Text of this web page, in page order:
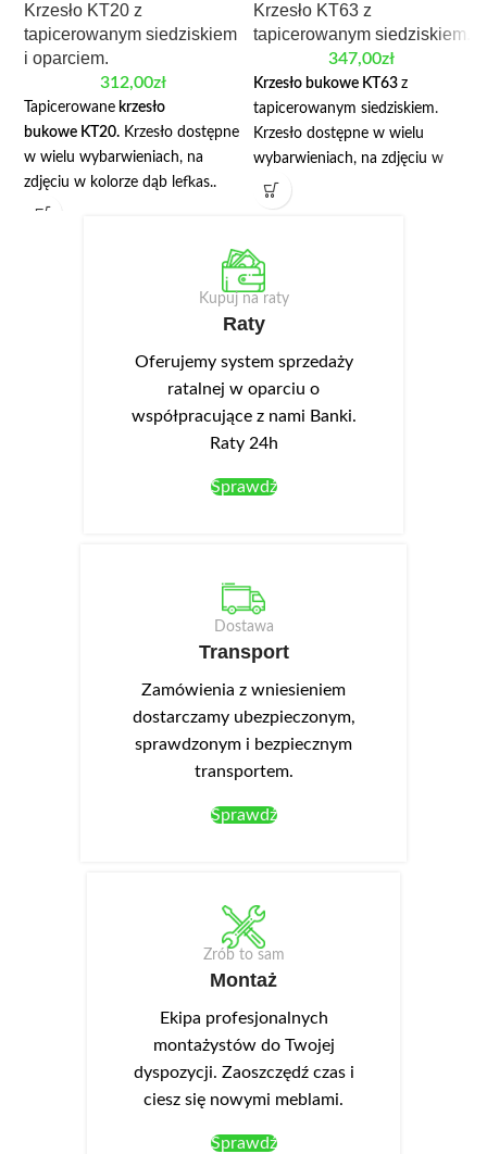
Krzesło KT20 z
tapicerowanym siedziskiem
i oparciem.
312,00zł
Tapicerowane krzesło
bukowe KT20. Krzesło dostępne
w wielu wybarwieniach, na
zdjęciu w kolorze dąb lefkas..
Cena dotyczy krzesła z
Krzesło KT63 z
tapicerowanym siedziskiem.
347,00zł
Krzesło bukoweKT63 z
tapicerowanym siedziskiem.
Krzesło dostępne w wielu
wybarwieniach, na zdjęciu w
kolorze czarnym. Cena dotyczy
krzesła z tapicerowanym
Kupuj na raty
Raty
Oferujemy system sprzedaży
ratalnej w oparciu o
współpracujące z nami Banki.
Raty 24h
Sprawdź
Dostawa
Transport
Zamówienia z wniesieniem
dostarczamy ubezpieczonym,
sprawdzonym i bezpiecznym
transportem.
Sprawdź
Zrób to sam
Montaż
Ekipa profesjonalnych
montażystów do Twojej
dyspozycji. Zaoszczędź czas i
ciesz się nowymi meblami.
Sprawdź